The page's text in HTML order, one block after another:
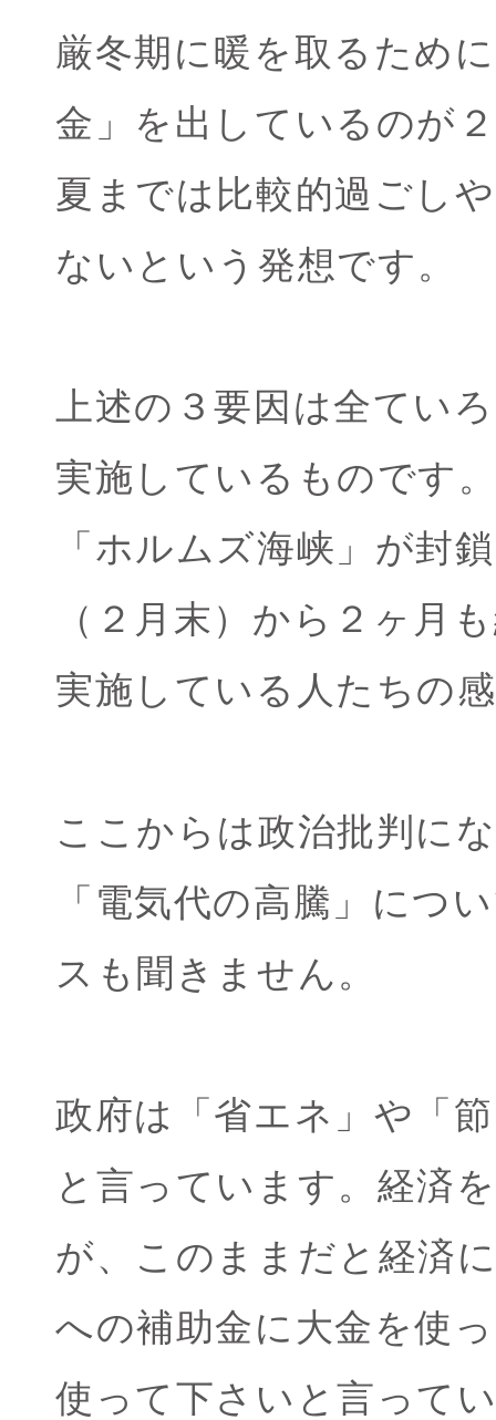
厳冬期に暖を取るため
金」を出しているのが
夏までは比較的過ごし
ないという発想です。
上述の３要因は全てい
実施しているものです
「ホルムズ海峡」が封
（２月末）から２ヶ月
実施している人たちの
ここからは政治批判に
「電気代の高騰」につ
スも聞きません。
政府は「省エネ」や「
と言っています。経済
が、このままだと経済
への補助金に大金を使
使って下さいと言って